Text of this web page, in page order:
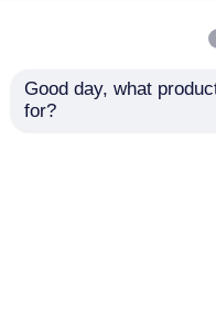
Good day, what
for?